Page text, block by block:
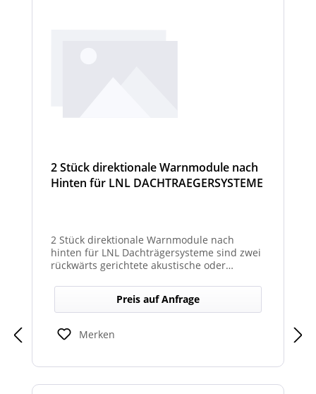
2 Stück direktionale Warnmodule nach
Hinten für LNL DACHTRAEGERSYSTEME
2 Stück direktionale Warnmodule nach
hinten für LNL Dachträgersysteme sind zwei
rückwärts gerichtete akustische oder
Dachträger, die in Richtung Heck gezielte
Warnsignale abgeben. Sie verbessern die
Sicht- und Hörbarkeit von Warnhinweisen
für den rückwärtigen Bereich und erhöhen
so die Sicherheit bei Rangier- oder
Preis auf Anfrage
Merken